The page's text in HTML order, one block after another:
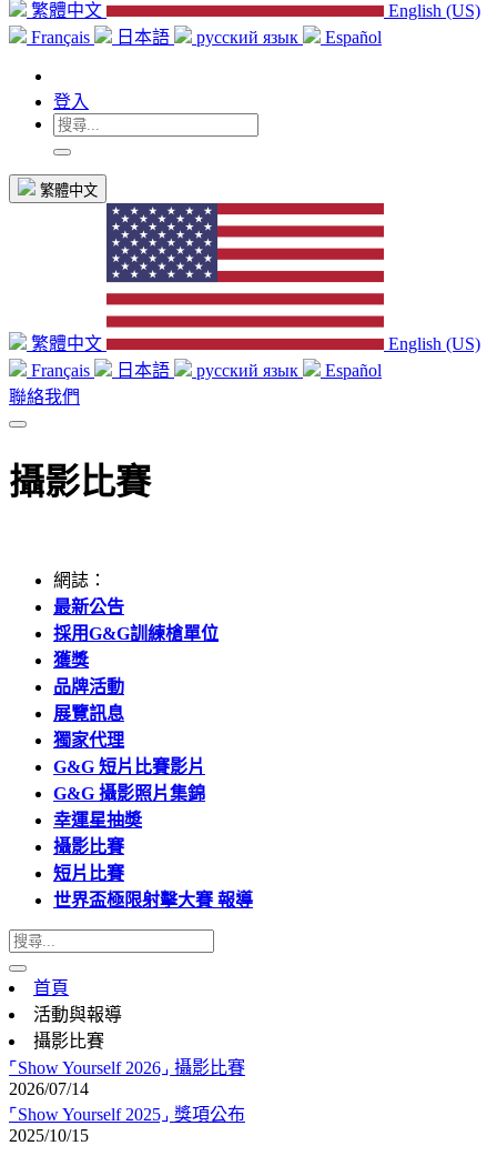
繁體中文
English (US)
Français
日本語 русский язык Español
登入
繁體中文
繁體中文
English (US)
Français
日本語 русский язык
Español
聯絡我們
攝影比賽
網誌：
最新公告
採用G&G訓練槍單位
獲獎
品牌活動
展覽訊息
獨家代理
G&G 短片比賽影片
G&G 攝影照片集錦
幸運星抽奬
攝影比賽
短片比賽
世界盃極限射擊大賽 報導
首頁
活動與報導
攝影比賽
⌜Show Yourself 2026⌟ 攝影比賽
2026/07/14
⌜Show Yourself 2025⌟ 獎項公布
2025/10/15